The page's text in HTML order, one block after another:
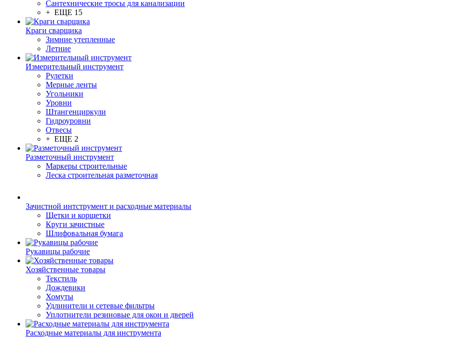
Сантехнические тросы для канализации
+ ЕЩЕ 15
Краги сварщика
Зимние утепленные
Летние
Измерительный инструмент
Рулетки
Мерные ленты
Угольники
Уровни
Штангенциркули
Гидроуровни
Отвесы
+ ЕЩЕ 2
Разметочный инструмент
Маркеры строительные
Леска строительная разметочная
Зачистной интструмент и расходные материалы
Щетки и корщетки
Круги зачистные
Шлифовальная бумага
Рукавицы рабочие
Хозяйственные товары
Текстиль
Дождевики
Хомуты
Удлинители и сетевые фильтры
Уплотнители резиновые для окон и дверей
Расходные материалы для инструмента